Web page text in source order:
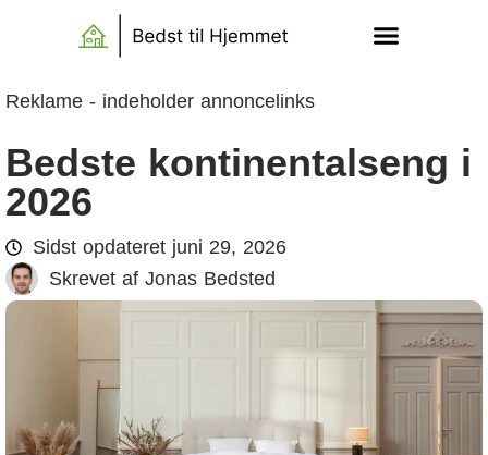
Reklame - indeholder annoncelinks
Bedste kontinentalseng i
2026
Sidst opdateret juni 29, 2026
Skrevet af Jonas Bedsted